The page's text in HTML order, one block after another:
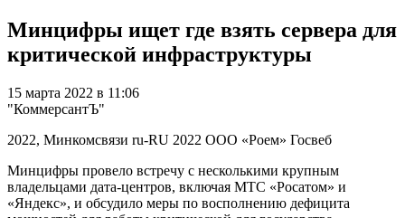
Минцифры ищет где взять сервера для
критической инфраструктуры
15 марта 2022 в 11:06
"КоммерсантЪ"
2022, Минкомсвязи ru-RU 2022 ООО «Роем» Госвеб
Минцифры провело встречу с несколькими крупным
владельцами дата-центров, включая МТС «Росатом» и
«Яндекс», и обсудило меры по восполнению дефицита